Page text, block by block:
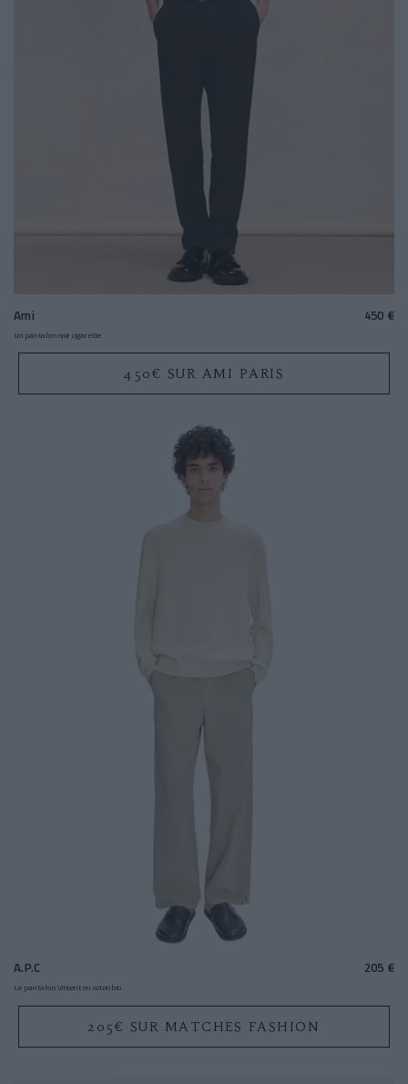
Ami 450 €
Un pantalon noir cigarette
450€ SUR AMI PARIS
A.P.C 205 €
Le pantalon Vincent en coton bio
205€ SUR MATCHES FASHION